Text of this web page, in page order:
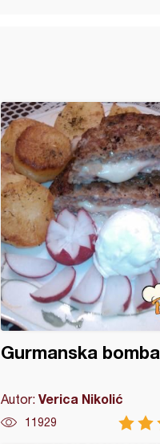
Gurmanska bomba
Autor: Verica Nikolić
11929